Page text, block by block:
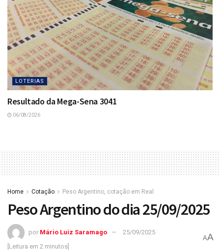
LOTERIAS
Resultado da Mega-Sena 3041
06/08/2026
Home Cotação Peso Argentino, cotação em Real
Peso Argentino do dia 25/09/2025
por Mário Luiz Saramago
25/09/2025
[Leitura em 2 minutos]
AA